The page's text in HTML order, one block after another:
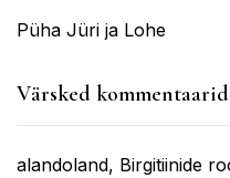
Püha Jüri ja Lohe
Värsked kommentaarid
alandoland, Birgitiinide